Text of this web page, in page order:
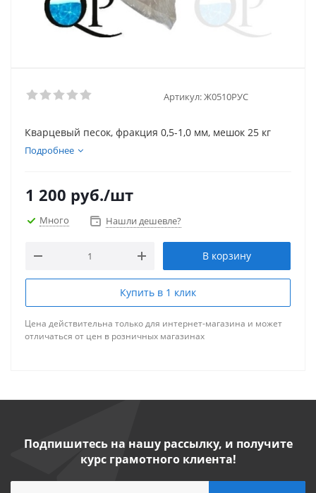
Артикул:Ж0510РУС
Кварцевый песок, фракция 0,5-1,0 мм, мешок 25 кг
Подробнее
1 200 руб./шт
Много Нашли дешевле?
В корзину
Купить в 1 клик
Цена действительна только для интернет-магазина и может
отличаться от цен в розничных магазинах
Подпишитесь на нашу рассылку, и получите
курс грамотного клиента!